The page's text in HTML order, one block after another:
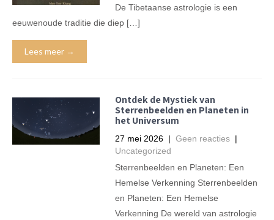
De Tibetaanse astrologie is een
eeuwenoude traditie die diep […]
Lees meer →
Ontdek de Mystiek van
Sterrenbeelden en Planeten in
het Universum
27 mei 2026 | Geen reacties |
Uncategorized
Sterrenbeelden en Planeten: Een
Hemelse Verkenning Sterrenbeelden
en Planeten: Een Hemelse
Verkenning De wereld van astrologie